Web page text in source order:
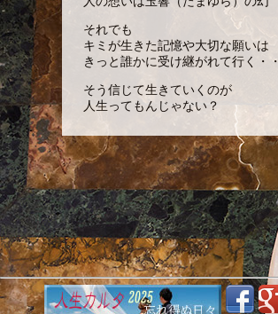
それでも
キミが生きた記憶や大切な願いは
きっと誰かに受け継がれて行く・・
そう信じて生きていくのが
人生ってもんじゃない？